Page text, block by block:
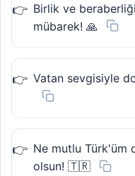
Birlik ve
mübarek! 🙏
Vatan sevgisiyle
Ne mutlu Türk'üm
olsun! 🇹🇷